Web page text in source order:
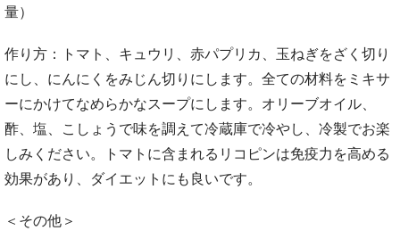
量）
作り方：トマト、キュウリ、赤パプリカ、玉ねぎをざく切り
にし、にんにくをみじん切りにします。全ての材料をミキサ
ーにかけてなめらかなスープにします。オリーブオイル、
酢、塩、こしょうで味を調えて冷蔵庫で冷やし、冷製でお楽
しみください。トマトに含まれるリコピンは免疫力を高める
効果があり、ダイエットにも良いです。
＜その他＞